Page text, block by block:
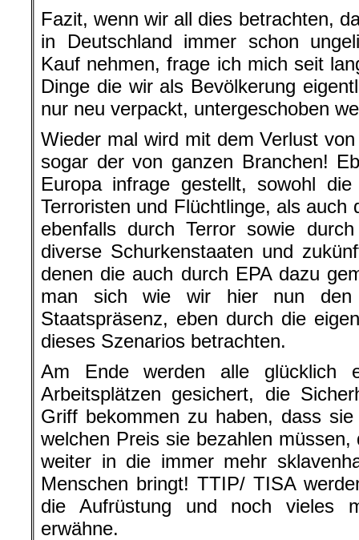
Fazit, wenn wir all dies betrachten,
in Deutschland immer schon
Kauf nehmen, frage ich mich seit
Dinge die wir als Bevölkerung
nur neu verpackt, untergeschoben
Wieder mal wird mit dem Verlust
sogar der von ganzen Branchen!
Europa infrage gestellt, sowohl
Terroristen und Flüchtlinge, als auch
ebenfalls durch Terror sowie
diverse Schurkenstaaten und
denen die auch durch EPA dazu
man sich wie wir hier nun den
Staatspräsenz, eben durch die
dieses Szenarios betrachten.
Am Ende werden alle glücklich
Arbeitsplätzen gesichert, die
Griff bekommen zu haben, dass
welchen Preis sie bezahlen
weiter in die immer mehr
Menschen bringt! TTIP/ TISA
die Aufrüstung und noch vieles
erwähne.